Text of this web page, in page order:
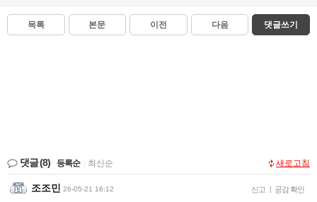
목록 본문 이전 다음 댓글쓰기
댓글(8) 등록순 최신순 새로고침
조조민 26-05-21 16:12 신고 | 공감 확인